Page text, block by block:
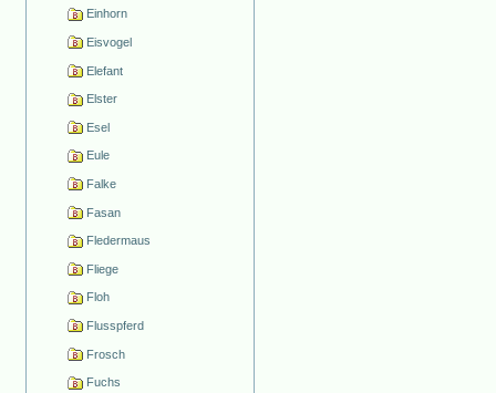
Einhorn
Eisvogel
Elefant
Elster
Esel
Eule
Falke
Fasan
Fledermaus
Fliege
Floh
Flusspferd
Frosch
Fuchs